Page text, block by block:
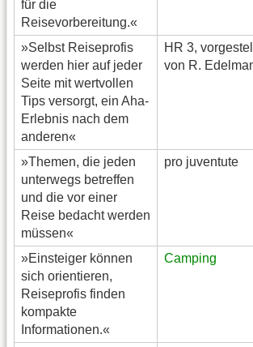
für die
Reisevorbereitung.«
»Selbst Reiseprofis
werden hier auf jeder
Seite mit wertvollen
Tips versorgt, ein Aha-
Erlebnis nach dem
anderen«
HR 3,
von R.
»Themen, die jeden
unterwegs betreffen
und die vor einer
Reise bedacht werden
müssen«
pro juventute
»Einsteiger können
sich orientieren,
Reiseprofis finden
kompakte
Informationen.«
Camping